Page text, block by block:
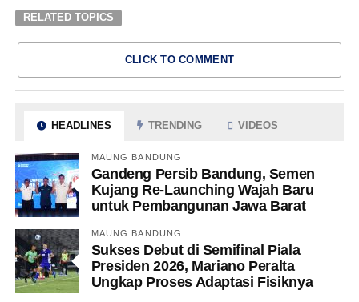
RELATED TOPICS
CLICK TO COMMENT
HEADLINES TRENDING VIDEOS
MAUNG BANDUNG
Gandeng Persib Bandung, Semen
Kujang Re-Launching Wajah Baru
untuk Pembangunan Jawa Barat
MAUNG BANDUNG
Sukses Debut di Semifinal Piala
Presiden 2026, Mariano Peralta
Ungkap Proses Adaptasi Fisiknya